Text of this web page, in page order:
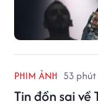
PHIM ẢNH 53
Tin đồn sai về